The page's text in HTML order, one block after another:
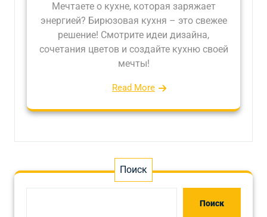
Мечтаете о кухне, которая заряжает
энергией? Бирюзовая кухня – это свежее
решение! Смотрите идеи дизайна,
сочетания цветов и создайте кухню своей
мечты!
Read More
Поиск
Поиск